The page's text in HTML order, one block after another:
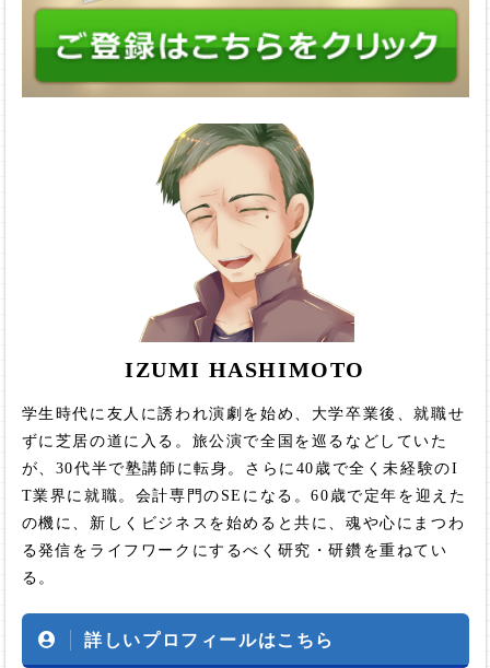
IZUMI HASHIMOTO
学生時代に友人に誘われ演劇を始め、大学卒業後、就職せ
ずに芝居の道に入る。旅公演で全国を巡るなどしていた
が、30代半で塾講師に転身。さらに40歳で全く未経験のI
T業界に就職。会計専門のSEになる。60歳で定年を迎えた
の機に、新しくビジネスを始めると共に、魂や心にまつわ
る発信をライフワークにするべく研究・研鑽を重ねてい
る。
詳しいプロフィールはこちら